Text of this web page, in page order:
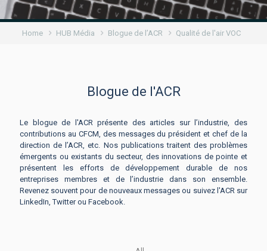
Home HUB Média Blogue de l’ACR Qualité de l'air VOC
Blogue de l'ACR
Le blogue de l'ACR présente des articles sur l’industrie, des
contributions au CFCM, des messages du président et chef de la
direction de l’ACR, etc. Nos publications traitent des problèmes
émergents ou existants du secteur, des innovations de pointe et
présentent les efforts de développement durable de nos
entreprises membres et de l’industrie dans son ensemble.
Revenez souvent pour de nouveaux messages ou suivez l'ACR sur
LinkedIn, Twitter ou Facebook.